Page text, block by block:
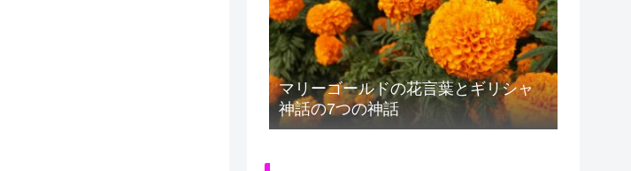
マリーゴールドの花言葉とギリシャ
神話の7つの神話